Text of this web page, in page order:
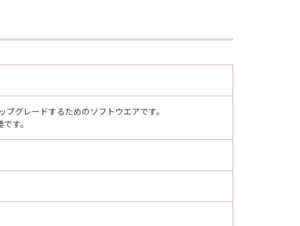
consisting of "commercial computer
C.F.R. 12.212 (Sept 1995). Consistent
3-chome, Ohta-ku, Tokyo 146-
のとします。
グレードするためのソフトウエアです。
す。